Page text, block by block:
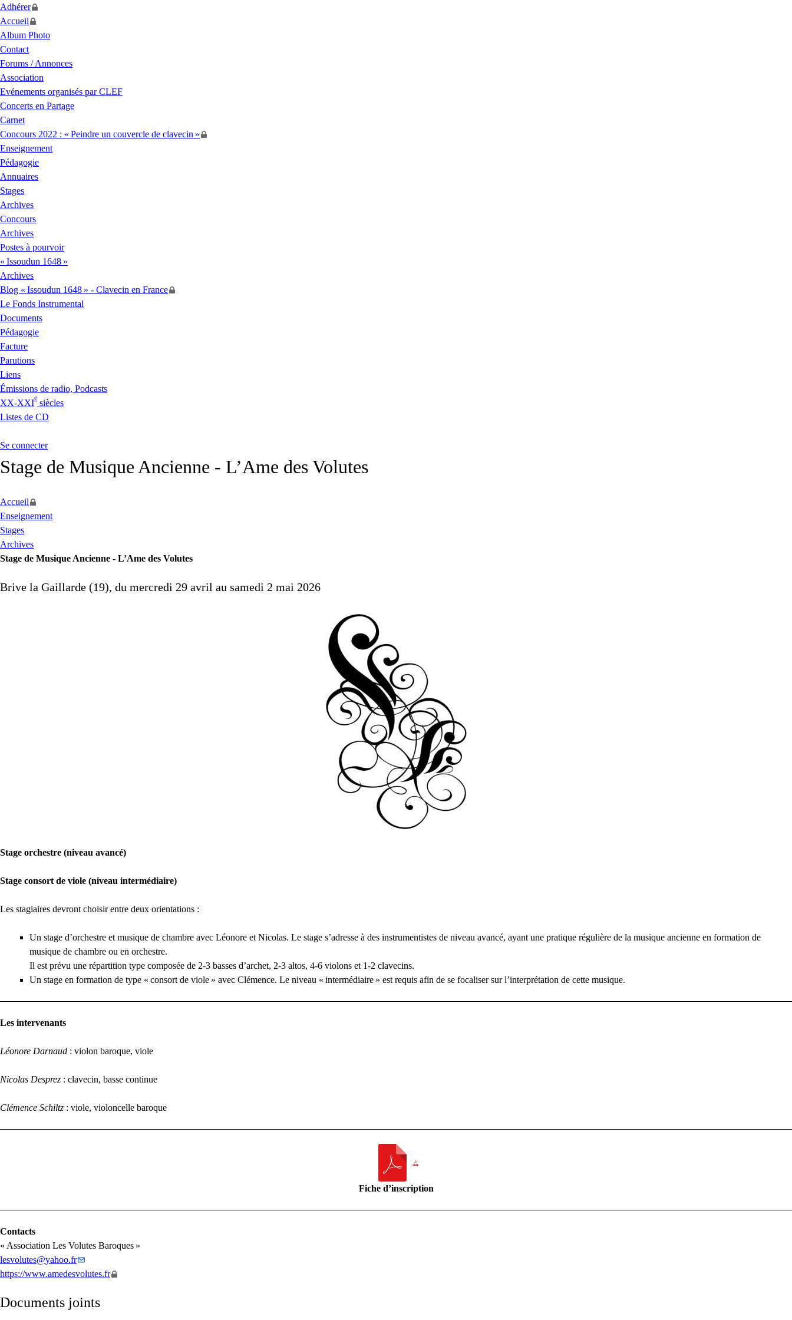
Adhérer
Accueil
Album Photo
Contact
Forums / Annonces
Association
Evénements organisés parCLEF
Concerts en Partage
Carnet
Concours 2022 : « Peindre un couvercle de clavecin »
Enseignement
Pédagogie
Annuaires
Stages
Archives
Concours
Archives
Postes à pourvoir
« Issoudun 1648 »
Archives
Blog « Issoudun 1648 » - Clavecin en France
Le Fonds Instrumental
Documents
Pédagogie
Facture
Parutions
Liens
Émissions de radio, Podcasts
XX-XXI
e
siècles
Listes de CD
Se connecter
Stage de Musique Ancienne - L’Ame des Volutes
Accueil
Enseignement
Stages
Archives
Stage de Musique Ancienne - L’Ame des Volutes
Brive la Gaillarde (19), du mercredi 29 avril au samedi 2 mai 2026
Stage orchestre (niveau avancé)
Stage consort de viole (niveau intermédiaire)
Les stagiaires devront choisir entre deux orientations :
Un stage d’orchestre et musique de chambre avec Léonore et Nicolas. Le stage s’adresse à des instrumentistes de niveau avancé, ayant une pratique régulière de la musique ancienne en formation de
musique de chambre ou en orchestre.
Il est prévu une répartition type composée de 2-3 basses d’archet, 2-3 altos, 4-6 violons et 1-2 clavecins.
Un stage en formation de type « consort de viole » avec Clémence. Le niveau « intermédiaire » est requis afin de se focaliser sur l’interprétation de cette musique.
Les intervenants
Léonore Darnaud : violon baroque, viole
Nicolas Desprez : clavecin, basse continue
Clémence Schiltz : viole, violoncelle baroque
Fiche d’inscription
Contacts
« Association Les Volutes Baroques »
lesvolutes@yahoo.fr
https://www.amedesvolutes.fr
Documents joints